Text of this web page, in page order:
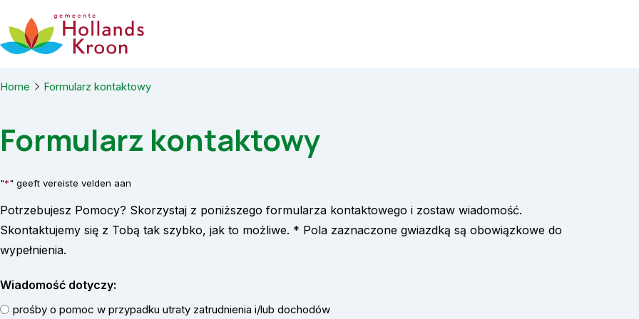
Ga naar de inhoud
Home Formularz kontaktowy
Formularz kontaktowy
"*" geeft vereiste velden aan
Potrzebujesz Pomocy? Skorzystaj z poniższego formularza kontaktowego i zostaw wiadomość.
Skontaktujemy się z Tobą tak szybko, jak to możliwe. * Pola zaznaczone gwiazdką są obowiązkowe do
wypełnienia.
Wiadomość dotyczy:
prośby o pomoc w przypadku utraty zatrudnienia i/lub dochodów